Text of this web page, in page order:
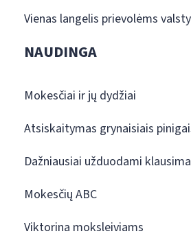
Vienas langelis prievolėms
NAUDINGA
Mokesčiai ir jų dydžiai
Atsiskaitymas grynaisiais
Dažniausiai užduodami
Mokesčių ABC
Viktorina moksleiviams